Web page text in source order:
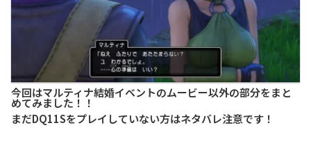
今回はマルティナ結婚イベントのムービー以外の部分をまと
めてみました！！
まだDQ11Sをプレイしていない方はネタバレ注意です！